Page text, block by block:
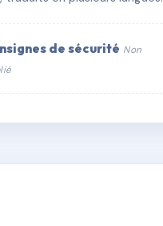
de sécurité Non